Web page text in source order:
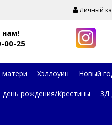
Личный
нам!
00-25
матери Хэллоуин Новый
день рождения/Крестины 3Д